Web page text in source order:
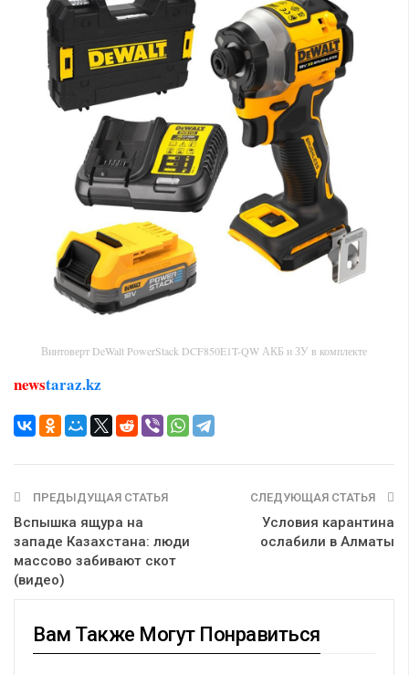
Винтоверт DeWalt PowerStack DCF850E1T-QW АКБ и ЗУ в комплекте
newstaraz.kz
ПРЕДЫДУЩАЯ СТАТЬЯ
Вспышка ящура на
западе Казахстана: люди
массово забивают скот
(видео)
СЛЕДУЮЩАЯ СТАТЬЯ
Условия карантина
ослабили в Алматы
Вам Также Могут Понравиться